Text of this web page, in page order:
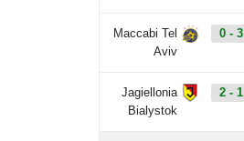
Maccabi Tel
Aviv
0 - 3
Jagiellonia
Bialystok
2 - 1